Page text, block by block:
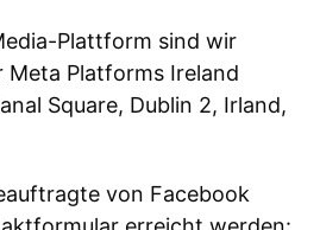
Plattform sind wir
Meta Platforms Ireland
Square, Dublin 2, Irland,
von Facebook